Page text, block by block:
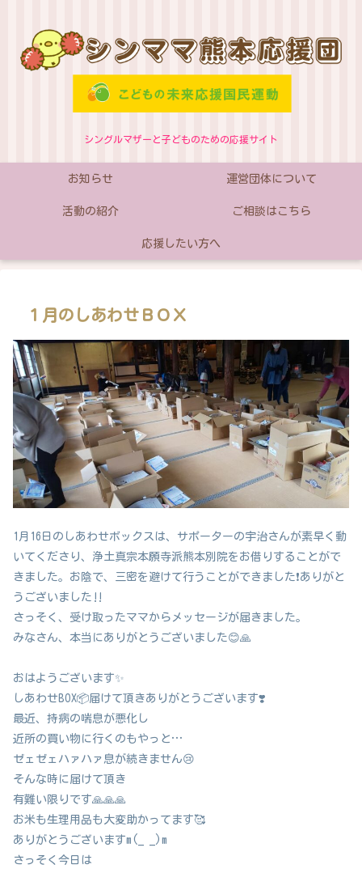
シングルマザーと子どものための応援サイト
お知らせ 運営団体について
活動の紹介 ご相談はこちら
応援したい方へ
１月のしあわせＢＯＸ
1月16日のしあわせボックスは、サポーターの宇治さんが素早く動
いてくださり、浄土真宗本願寺派熊本別院をお借りすることがで
きました。お陰で、三密を避けて行うことができました❗️ありがと
うございました‼️
さっそく、受け取ったママからメッセージが届きました。
みなさん、本当にありがとうございました😊🙏
おはようございます✨
しあわせBOX📦届けて頂きありがとうございます❣️
最近、持病の喘息が悪化し
近所の買い物に行くのもやっと…
ゼェゼェハァハァ息が続きません😢
そんな時に届けて頂き
有難い限りです🙏🙏🙏
お米も生理用品も大変助かってます🥰
ありがとうございますm(_ _)m
さっそく今日は